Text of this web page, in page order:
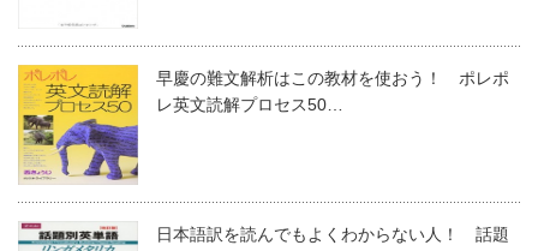
早慶の難文解析はこの教材を使おう！ ポレポ
レ英文読解プロセス50…
日本語訳を読んでもよくわからない人！ 話題